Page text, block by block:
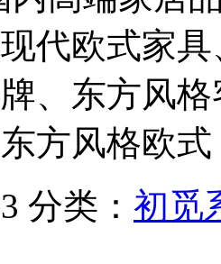
代欧式家
、东方风
方风格欧式
分类： 初觅